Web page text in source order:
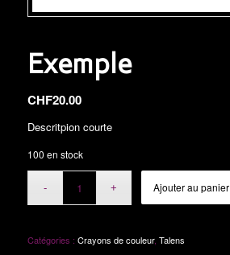
Exemple
CHF20.00
Descritpion courte
100 en stock
Ajouter au panier
Catégories : Crayons de couleur, Talens